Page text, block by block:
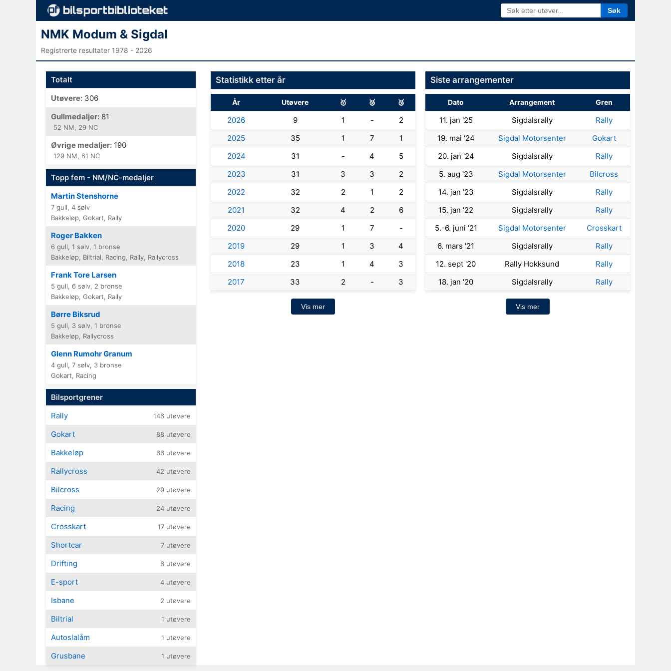
Søk
NMK Modum & Sigdal
Registrerte resultater 1978 - 2026
Totalt
Utøvere: 306
Gullmedaljer: 81
52 NM, 29 NC
Øvrige medaljer: 190
129 NM, 61 NC
Topp fem - NM/NC-medaljer
Martin Stenshorne
7 gull, 4 sølv
Bakkeløp, Gokart, Rally
Roger Bakken
6 gull, 1 sølv, 1 bronse
Bakkeløp, Biltrial, Racing, Rally, Rallycross
Frank Tore Larsen
5 gull, 6 sølv, 2 bronse
Bakkeløp, Gokart, Rally
Børre Biksrud
5 gull, 3 sølv, 1 bronse
Bakkeløp, Rallycross
Glenn Rumohr Granum
4 gull, 7 sølv, 3 bronse
Gokart, Racing
Bilsportgrener
Rally
146 utøvere
Gokart 88 utøvere
Bakkeløp 66 utøvere
Rallycross 42 utøvere
Bilcross 29 utøvere
Racing 24 utøvere
Crosskart 17 utøvere
Shortcar 7 utøvere
Drifting 6 utøvere
E-sport 4 utøvere
Isbane 2 utøvere
Biltrial 1 utøvere
Autoslalåm 1 utøvere
Grusbane 1 utøvere
Statistikk etter år
År Utøvere 🥇 🥈 🥉
2026 9 1 -
2
2025
35 1 7
1
2024
31 - 4
5
2023
31 3 3
2
2022
32 2 1
2
2021
32 4 2
6
2020
29 1 7
-
2019
29 1 3
4
2018
23 1 4
3
2017
33 2 - 3
Vis mer
Siste arrangementer
Dato Arrangement Gren
11. jan '25 Sigdalsrally
Rally
19. mai '24
Sigdal Motorsenter
Gokart
20. jan '24
Sigdalsrally
Rally
5. aug '23
Sigdal Motorsenter
Bilcross
14. jan '23
Sigdalsrally
Rally
15. jan '22
Sigdalsrally
Rally
5.-6. juni '21
Sigdal Motorsenter
Crosskart
6. mars '21
Sigdalsrally
Rally
12. sept '20
Rally Hokksund
Rally
18. jan '20
Sigdalsrally Rally
Vis mer